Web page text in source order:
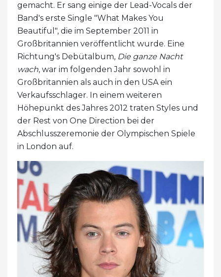
gemacht. Er sang einige der Lead-Vocals der
Band's erste Single "What Makes You
Beautiful", die im September 2011 in
Großbritannien veröffentlicht wurde. Eine
Richtung's Debütalbum, Die ganze Nacht
wach, war im folgenden Jahr sowohl in
Großbritannien als auch in den USA ein
Verkaufsschlager. In einem weiteren
Höhepunkt des Jahres 2012 traten Styles und
der Rest von One Direction bei der
Abschlusszeremonie der Olympischen Spiele
in London auf.